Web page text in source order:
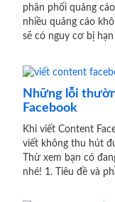
phân phối quảng
nhiều quảng cáo
sẽ có nguy cơ bị hạn
Những lỗi
Facebook
Khi viết Content
viết không thu hút
Thử xem bạn có
nhé! 1. Tiêu đề và